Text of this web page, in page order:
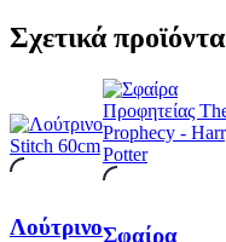
Σχετικά προϊόντα
ΛούτρινοΣφαίρα